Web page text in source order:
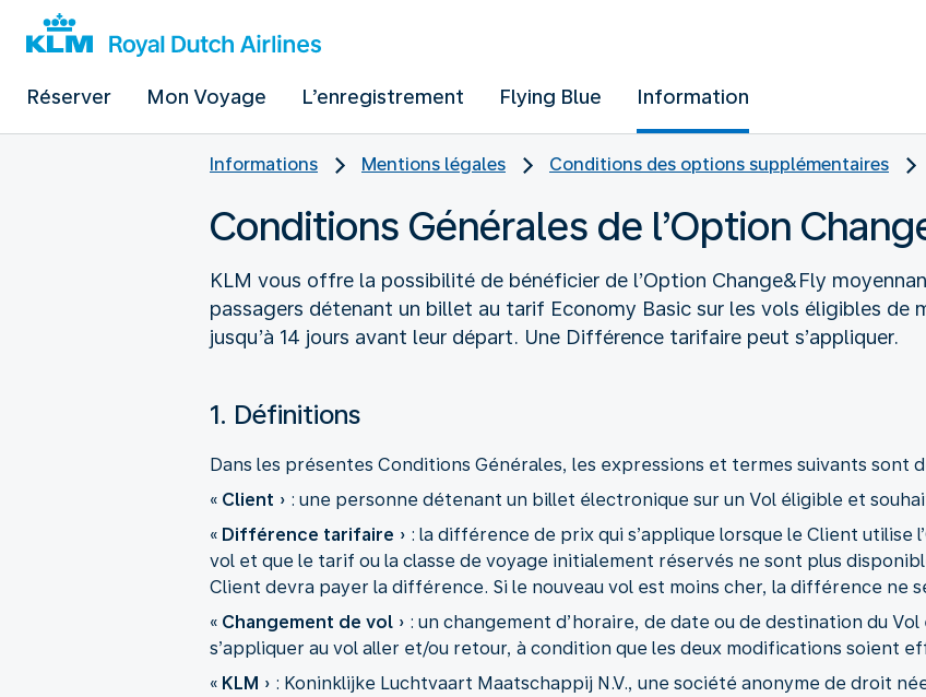
Réserver Mon Voyage L’enregistrement Flying Blue Information
Informations Mentions légales Conditions des options supplémentaires
Conditions Générales de l’Option
KLM vous offre la possibilité de bénéficier de l’Option Change&Fly
passagers détenant un billet au tarif Economy Basic sur les vols éligibles de
jusqu’à 14 jours avant leur départ. Une Différence tarifaire peut s’appliquer.
1. Définitions
Dans les présentes Conditions Générales, les expressions et termes suivants sont
« Client » : une personne détenant un billet électronique sur un Vol éligible et
« Différence tarifaire » : la différence de prix qui s’applique lorsque le Client utilise
vol et que le tarif ou la classe de voyage initialement réservés ne sont plus
Client devra payer la différence. Si le nouveau vol est moins cher, la différence ne
« Changement de vol » : un changement d’horaire, de date ou de destination du
s’appliquer au vol aller et/ou retour, à condition que les deux modifications soient
« KLM » : Koninklijke Luchtvaart Maatschappij N.V., une société anonyme de droit